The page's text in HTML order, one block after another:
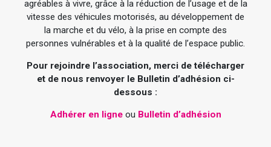
agréables à vivre, grâce à la réduction de l’usage et de la
vitesse des véhicules motorisés, au développement de
la marche et du vélo, à la prise en compte des
personnes vulnérables et à la qualité de l’espace public.
Pour rejoindre l’association, merci de télécharger
et de nous renvoyer le Bulletin d’adhésion ci-
dessous :
Adhérer en ligneou Bulletin d’adhésion